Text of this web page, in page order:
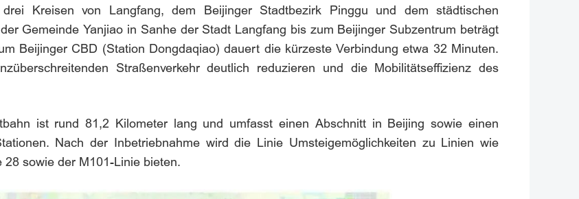
Kreisen von Langfang, dem Beijinger Stadtbezirk Pinggu und dem städtischen
Gemeinde Yanjiao in Sanhe der Stadt Langfang bis zum Beijinger Subzentrum beträgt
Beijinger CBD (Station Dongdaqiao) dauert die kürzeste Verbindung etwa 32 Minuten.
Straßenverkehr deutlich reduzieren und die Mobilitätseffizienz des
ist rund 81,2 Kilometer lang und umfasst einen Abschnitt in Beijing sowie einen
Nach der Inbetriebnahme wird die Linie Umsteigemöglichkeiten zu Linien wie
sowie der M101-Linie bieten.